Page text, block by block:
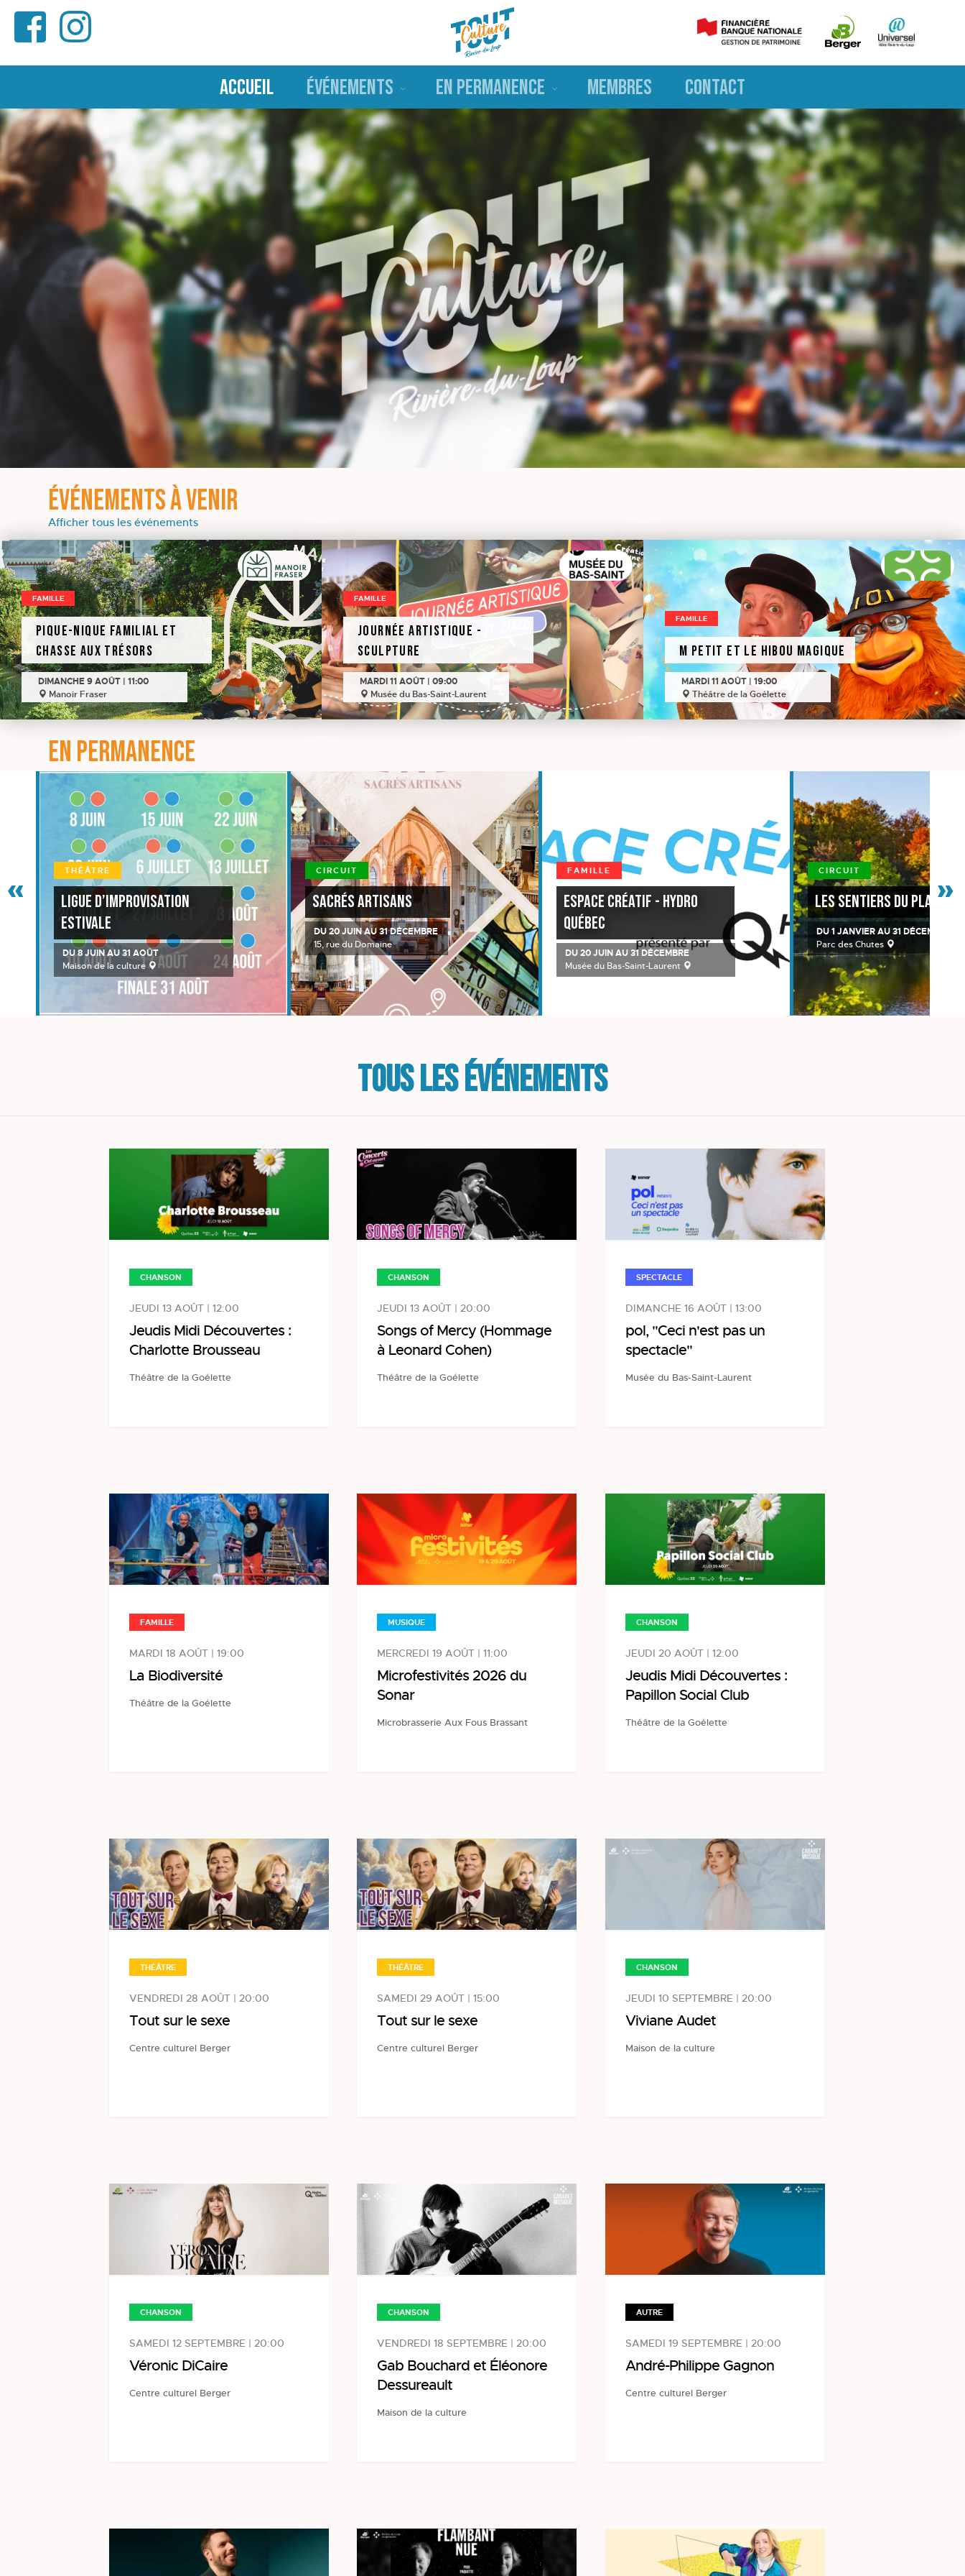
ACCUEIL ÉVÉNEMENTS EN PERMANENCE MEMBRES CONTACT
ÉVÉNEMENTS À VENIR
Afficher tous les événements
FAMILLE
Pique-nique familial et
chasse aux trésors
DIMANCHE 9 AOÛT | 11:00
Manoir Fraser
FAMILLE
Journée artistique -
Sculpture
MARDI 11 AOÛT | 09:00
Musée du Bas-Saint-Laurent
FAMILLE
M Petit et le hibou magique
MARDI 11 AOÛT | 19:00
Théâtre de la Goélette
EN PERMANENCE
« THÉÂTRE
Ligue d’improvisation
estivale
DU 8 JUIN AU 31 AOÛT
Maison de la culture
CIRCUIT
Sacrés artisans
DU 20 JUIN AU 31 DÉCEMBRE
15, rue du Domaine
FAMILLE
Espace créatif - Hydro
Québec
DU 20 JUIN AU 31 DÉCEMBRE
Musée du Bas-Saint-Laurent
CIRCUIT
Les sentiers du Platin
DU 1 JANVIER AU 31 DÉCEMBRE
Parc des Chutes
»
TOUS LES ÉVÉNEMENTS
CHANSON
JEUDI 13 AOÛT | 12:00
Jeudis Midi Découvertes :
Charlotte Brousseau
Théâtre de la Goélette
CHANSON
JEUDI 13 AOÛT | 20:00
Songs of Mercy (Hommage
à Leonard Cohen)
Théâtre de la Goélette
SPECTACLE
DIMANCHE 16 AOÛT | 13:00
pol, "Ceci n'est pas un
spectacle"
Musée du Bas-Saint-Laurent
FAMILLE
MARDI 18 AOÛT | 19:00
La Biodiversité
Théâtre de la Goélette
MUSIQUE
MERCREDI 19 AOÛT | 11:00
Microfestivités 2026 du
Sonar
Microbrasserie Aux Fous Brassant
CHANSON
JEUDI 20 AOÛT | 12:00
Jeudis Midi Découvertes :
Papillon Social Club
Théâtre de la Goélette
THÉÂTRE
VENDREDI 28 AOÛT | 20:00
Tout sur le sexe
Centre culturel Berger
THÉÂTRE
SAMEDI 29 AOÛT | 15:00
Tout sur le sexe
Centre culturel Berger
CHANSON
JEUDI 10 SEPTEMBRE | 20:00
Viviane Audet
Maison de la culture
CHANSON
SAMEDI 12 SEPTEMBRE | 20:00
Véronic DiCaire
Centre culturel Berger
CHANSON
VENDREDI 18 SEPTEMBRE | 20:00
Gab Bouchard et Éléonore
Dessureault
Maison de la culture
AUTRE
SAMEDI 19 SEPTEMBRE | 20:00
André-Philippe Gagnon
Centre culturel Berger